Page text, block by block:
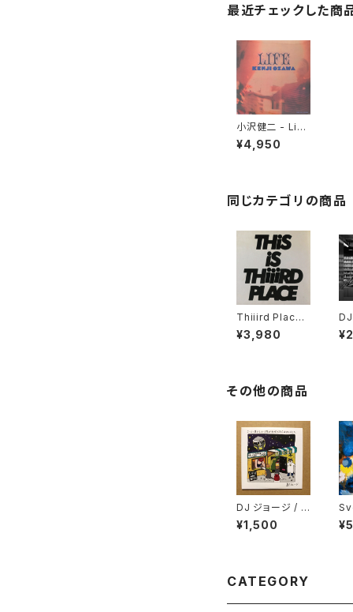
最近チェックした商
小沢健二 - Life
"LP"
¥4,950
同じカテゴリの商品
Thiiird Place -
This is Thiiird
Place "LP"
¥3,980
-
その他の商品
DJ ジョージ / コ
ーヒー屋とレコ
ード屋がやりたく
¥1,500
-
CATEGORY